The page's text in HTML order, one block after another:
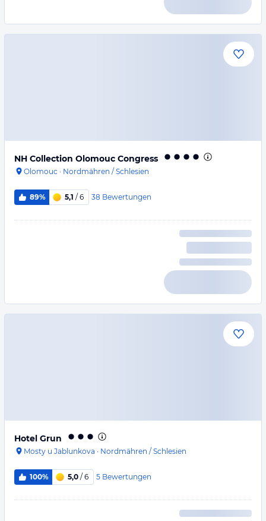
NH Collection Olomouc Congress
Olomouc · Nordmähren / Schlesien
89% 5,1 / 6 38 Bewertungen
Hotel Grun
Mosty u Jablunkova · Nordmähren / Schlesien
100% 5,0 / 6 5 Bewertungen